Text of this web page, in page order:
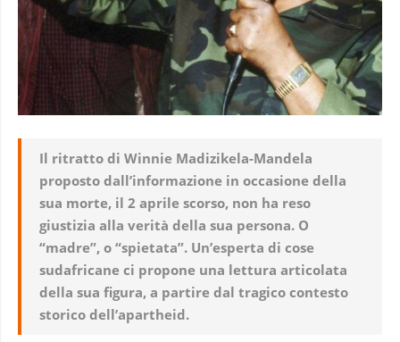
Il ritratto di Winnie Madizikela-Mandela
proposto dall’informazione in occasione della
sua morte, il 2 aprile scorso, non ha reso
giustizia alla verità della sua persona. O
“madre”, o “spietata”. Un’esperta di cose
sudafricane ci propone una lettura articolata
della sua figura, a partire dal tragico contesto
storico dell’apartheid.